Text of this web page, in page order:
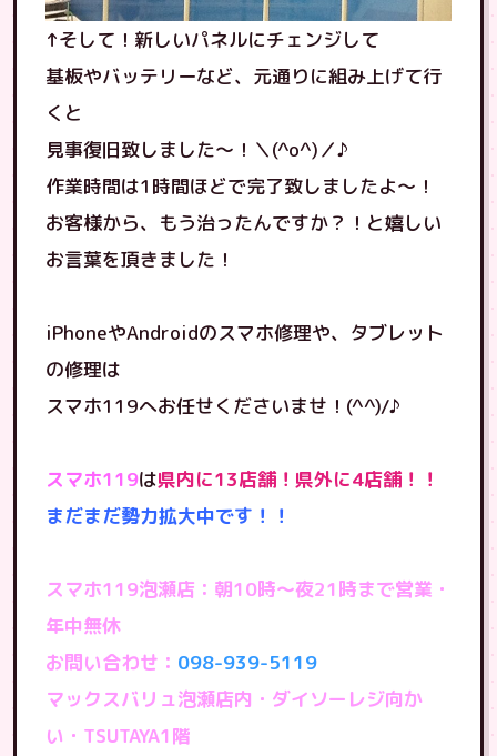
↑そして！新しいパネルにチェンジして
基板やバッテリーなど、元通りに組み上げて行
くと
見事復旧致しました〜！＼(^o^)／♪
作業時間は1時間ほどで完了致しましたよ〜！
お客様から、もう治ったんですか？！と嬉しい
お言葉を頂きました！
iPhoneやAndroidのスマホ修理や、タブレット
の修理は
スマホ119へお任せくださいませ！(^^)/♪
スマホ119は県内に13店舗！県外に4店舗！！
まだまだ勢力拡大中です！！
スマホ119泡瀬店：朝10時〜夜21時まで営業・
年中無休
お問い合わせ： 098-939-5119
マックスバリュ泡瀬店内・ダイソーレジ向か
い・TSUTAYA1階